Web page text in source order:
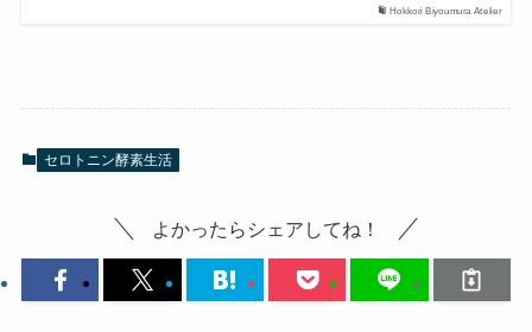
Hokkori Biyoumura Atelier
セロトニン酵素生活
よかったらシェアしてね！